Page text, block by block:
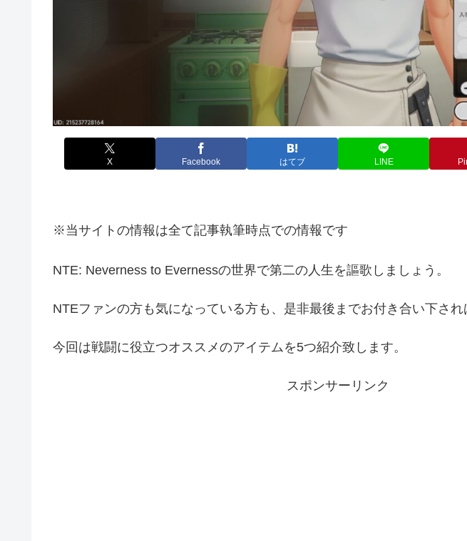
X Facebook はてブ LINE
※当サイトの情報は全て記事執筆時点での情報です
NTE: Neverness to Evernessの世界で第二の人生を謳歌しましょう。
NTEファンの方も気になっている方も、是非最後までお付き合い下され
今回は戦闘に役立つオススメのアイテムを5つ紹介致します。
スポンサーリンク